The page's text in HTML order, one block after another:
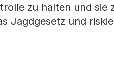
zu halten und sie
Jagdgesetz und